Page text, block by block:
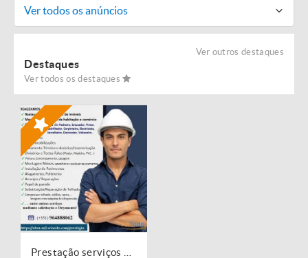
Ver todos os anúncios
Ver outros destaques
Destaques
Ver todos os destaques